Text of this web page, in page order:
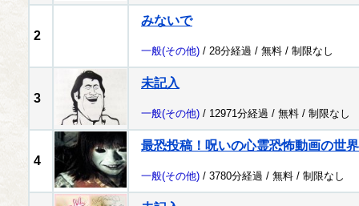
2
みないで
一般(その他) / 28分経過 / 無料 / 制限なし
3
未記入
一般(その他) / 12971分経過 / 無料 / 制限なし
4
最恐投稿！呪いの心霊恐怖動画の世界
一般(その他) / 3780分経過 / 無料 / 制限なし